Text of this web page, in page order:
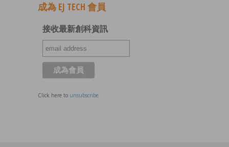
成為 EJ TECH 會員
接收最新創科資訊
Click here to unsubscribe